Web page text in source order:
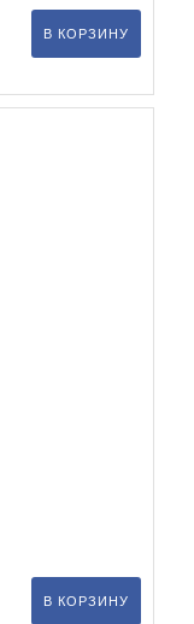
В КОРЗИНУ
В КОРЗИНУ